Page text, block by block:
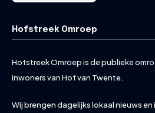
Hofstreek Omroep
Hofstreek Omroep is de publieke
inwoners van Hof van Twente.
Wij brengen dagelijks lokaal nieuws en